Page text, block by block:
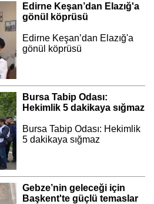
Edirne Keşan’dan Elazığ'a
gönül köprüsü
Edirne Keşan’dan Elazığ'a
gönül köprüsü
Bursa Tabip Odası:
Hekimlik 5 dakikaya sığmaz
Bursa Tabip Odası: Hekimlik
5 dakikaya sığmaz
Gebze’nin geleceği için
Başkent'te güçlü temaslar